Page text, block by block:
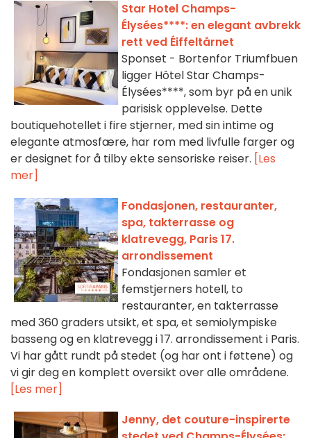
Star Hotel Champs-
Élysées****: en elegant avbrekk
rett ved Éiffeltårnet
Sponset - Bortenfor Triumfbuen
ligger Hôtel Star Champs-
Élysées****, som byr på en unik
parisisk opplevelse. Dette
boutiquehotellet i fire stjerner, med sin intime og
elegante atmosfære, har rom med livfulle farger og
er designet for å tilby ekte sensoriske reiser. [Les
mer]
Fondasjonen, restauranter,
spa, takterrasse og
klatrevegg, Paris 17.
arrondissement
Fondasjonen samler et
femstjerners hotell, to
restauranter, en takterrasse
med 360 graders utsikt, et spa, et semiolympiske
basseng og en klatrevegg i 17. arrondissement i Paris.
Vi har gått rundt på stedet (og har ont i føttene) og
vi gir deg en komplett oversikt over alle områdene.
[Les mer]
Jenny, det couture-inspirerte